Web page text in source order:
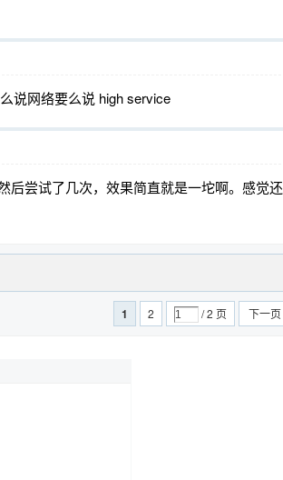
说网络要么说 high service
后尝试了几次，效果简直就是一坨啊。感觉还
1 2 / 2 页 下一页